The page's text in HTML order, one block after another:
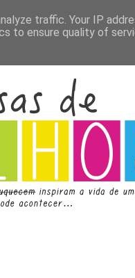
traffic. Your IP
to ensure quality of